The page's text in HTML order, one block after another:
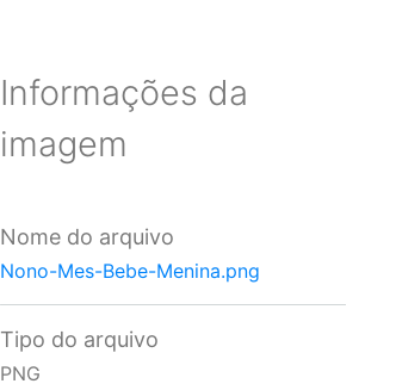
Informações da
imagem
Nome do arquivo
Nono-Mes-Bebe-Menina.png
Tipo do arquivo
PNG